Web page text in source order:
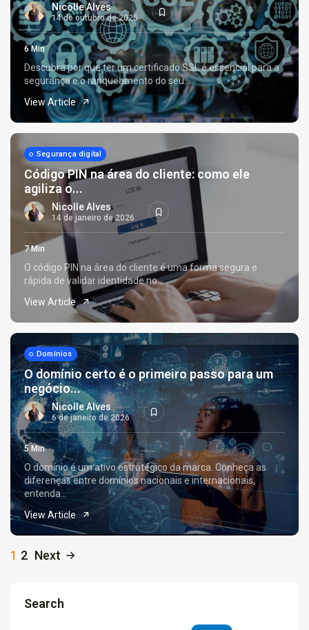
Nicolle Alves
14 de outubro de 2025
6 Min
Descubra por que ter um certificado SSL é essencial para a
segurança e o ranqueamento do seu...
View Article
Segurança digital
Código PIN na área do cliente: como ele
agiliza o...
Nicolle Alves
14 de janeiro de 2026
7 Min
O código PIN na área do cliente é uma forma segura e
rápida de validar identidade no...
View Article
Domínios
O domínio certo é o primeiro passo para um
negócio...
Nicolle Alves
6 de janeiro de 2026
5 Min
O domínio é um ativo estratégico da marca. Conheça as
diferenças entre domínios nacionais e internacionais,
entenda...
View Article
1 2 Next
Search